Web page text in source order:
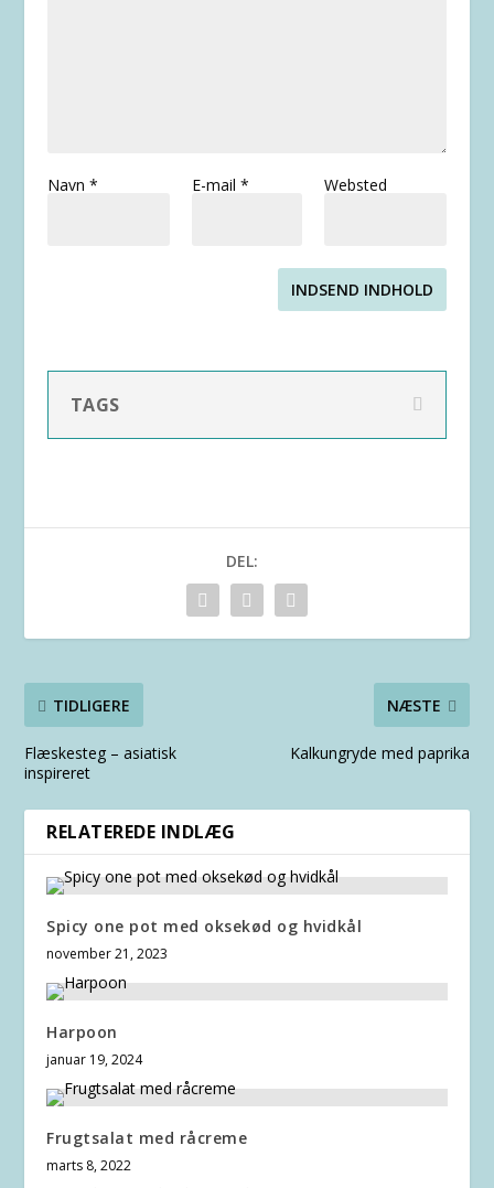
Navn * E-mail * Websted
INDSEND INDHOLD
TAGS
DEL:
TIDLIGERE
Flæskesteg – asiatisk
inspireret
NÆSTE
Kalkungryde med paprika
RELATEREDE INDLÆG
Spicy one pot med oksekød og hvidkål
november 21, 2023
Harpoon
januar 19, 2024
Frugtsalat med råcreme
marts 8, 2022